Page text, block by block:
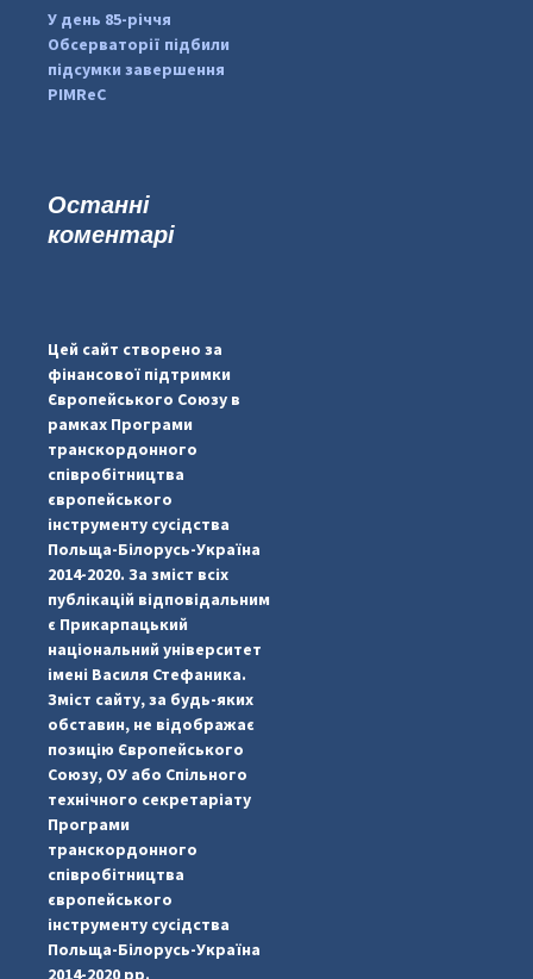
#PipIvanToday
У день 85-річчя
Обсерваторії підбили
підсумки завершення
PIMReC
Останні
коментарі
Цей сайт створено за
фінансової підтримки
Європейського Союзу в
рамках Програми
транскордонного
співробітництва
європейського
інструменту сусідства
Польща-Білорусь-Україна
2014-2020. За зміст всіх
публікацій відповідальним
є Прикарпацький
національний університет
імені Василя Стефаника.
Зміст сайту, за будь-яких
обставин, не відображає
позицію Європейського
Союзу, ОУ або Спільного
технічного секретаріату
Програми
транскордонного
співробітництва
європейського
інструменту сусідства
Польща-Білорусь-Україна
2014-2020 рр.